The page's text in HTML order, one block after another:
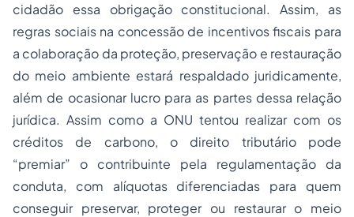
cidadão essa obrigação constitucional. Assim, as
regras sociais na concessão de incentivos fiscais para
a colaboração da proteção, preservação e restauração
do meio ambiente estará respaldado juridicamente,
além de ocasionar lucro para as partes dessa relação
jurídica. Assim como a ONU tentou realizar com os
créditos de carbono, o direito tributário pode
“premiar” o contribuinte pela regulamentação da
conduta, com alíquotas diferenciadas para quem
conseguir preservar, proteger ou restaurar o meio